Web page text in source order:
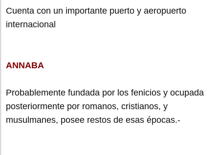
Cuenta con un importante puerto y aeropuerto
internacional
ANNABA
Probablemente fundada por los fenicios y ocupada
posteriormente por romanos, cristianos, y
musulmanes, posee restos de esas épocas.-